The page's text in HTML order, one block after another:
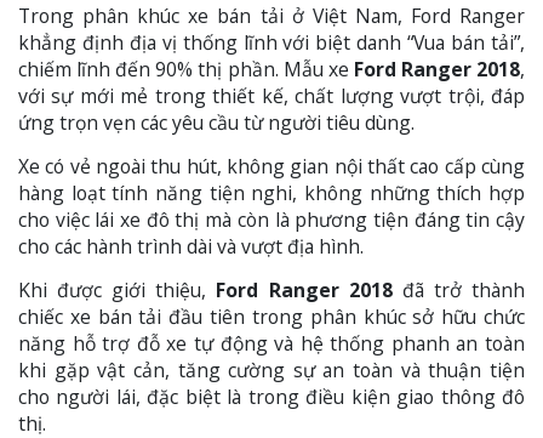
Trong phân khúc xe bán tải ở Việt Nam, Ford Ranger
khẳng định địa vị thống lĩnh với biệt danh “Vua bán tải”,
chiếm lĩnh đến 90% thị phần. Mẫu xe Ford Ranger 2018,
với sự mới mẻ trong thiết kế, chất lượng vượt trội, đáp
ứng trọn vẹn các yêu cầu từ người tiêu dùng.
Xe có vẻ ngoài thu hút, không gian nội thất cao cấp cùng
hàng loạt tính năng tiện nghi, không những thích hợp
cho việc lái xe đô thị mà còn là phương tiện đáng tin cậy
cho các hành trình dài và vượt địa hình.
Khi được giới thiệu, Ford Ranger 2018đã trở thành
chiếc xe bán tải đầu tiên trong phân khúc sở hữu chức
năng hỗ trợ đỗ xe tự động và hệ thống phanh an toàn
khi gặp vật cản, tăng cường sự an toàn và thuận tiện
cho người lái, đặc biệt là trong điều kiện giao thông đô
thị.